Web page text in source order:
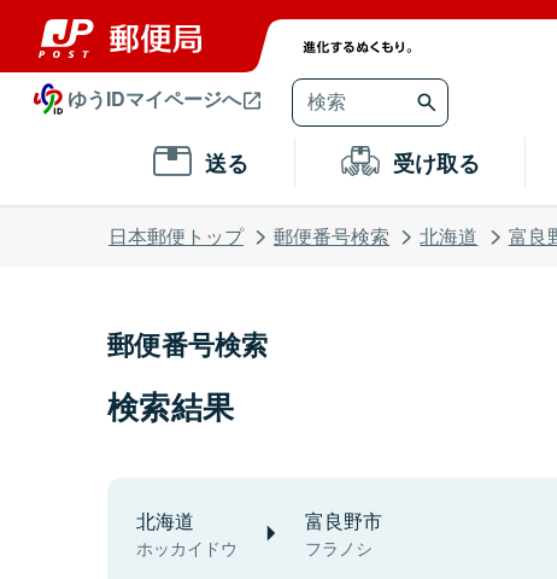
ゆうIDマイページへ
送る 受け取る
日本郵便トップ 郵便番号検索 北海道 富良
郵便番号検索
検索結果
北海道
ホッカイドウ
富良野市
フラノシ